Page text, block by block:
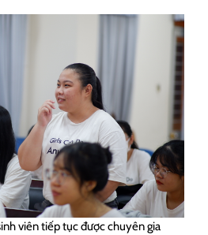
viên tiếp tục được chuyên gia